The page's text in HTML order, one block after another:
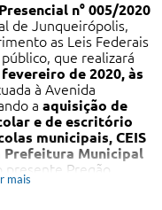
n° 005/2020
de Junqueirópolis,
as Leis Federais
que realizará
de 2020, às
à Avenida
a aquisição de
e de escritório
municipais, CEIS
Prefeitura Municipal
presente Pregão
ser retirado na sede
ou no site .
mais